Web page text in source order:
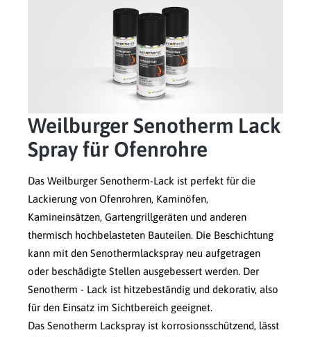
Weilburger Senotherm Lack
Spray für Ofenrohre
Das Weilburger Senotherm-Lack ist perfekt für die
Lackierung von Ofenrohren, Kaminöfen,
Kamineinsätzen, Gartengrillgeräten und anderen
thermisch hochbelasteten Bauteilen. Die Beschichtung
kann mit den Senothermlackspray neu aufgetragen
oder beschädigte Stellen ausgebessert werden. Der
Senotherm - Lack ist hitzebeständig und dekorativ, also
für den Einsatz im Sichtbereich geeignet.
Das Senotherm Lackspray ist korrosionsschützend, lässt